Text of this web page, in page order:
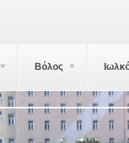
Βόλος